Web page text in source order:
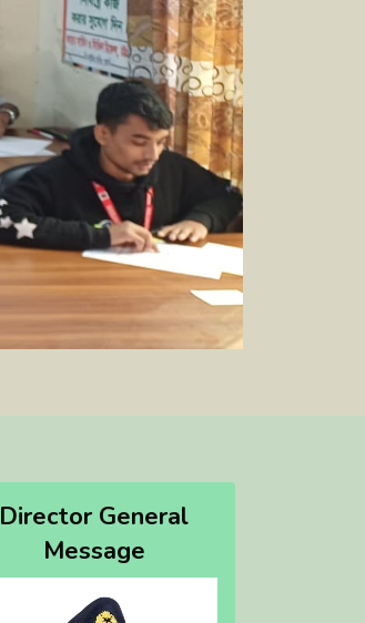
Director General
Message